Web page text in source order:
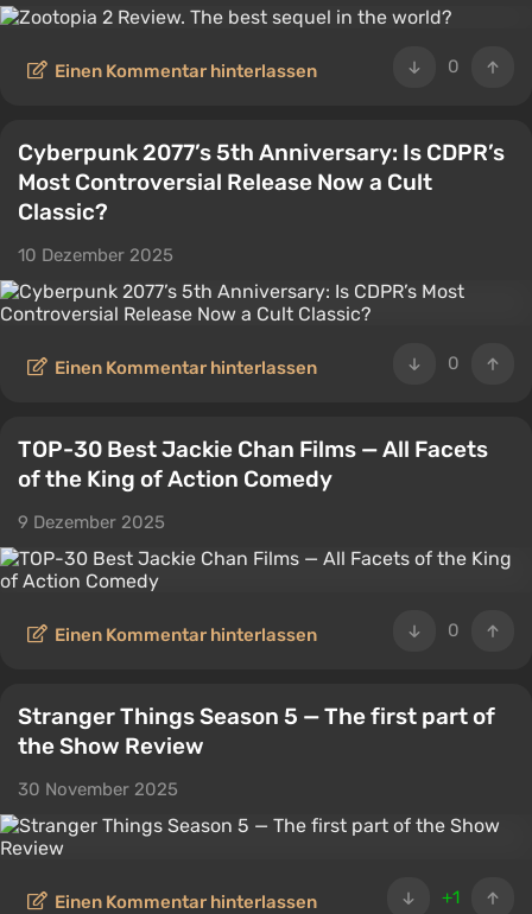
0
Einen Kommentar hinterlassen
Cyberpunk 2077’s 5th Anniversary: Is CDPR’s
Most Controversial Release Now a Cult
Classic?
10 Dezember 2025
0
Einen Kommentar hinterlassen
TOP-30 Best Jackie Chan Films — All Facets
of the King of Action Comedy
9 Dezember 2025
0
Einen Kommentar hinterlassen
Stranger Things Season 5 — The first part of
the Show Review
30 November 2025
+1
Einen Kommentar hinterlassen